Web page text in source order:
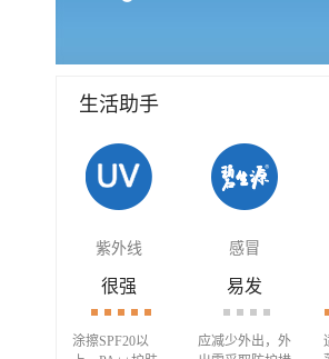
生活助手
紫外线 感冒
很强
涂擦SPF20以
易发
应减少外出，外